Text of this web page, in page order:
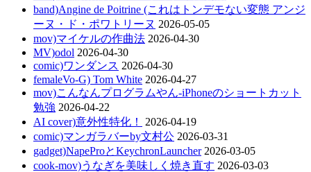
band)Angine de Poitrine (これはトンデモない変態 アンジ
ーヌ・ド・ポワトリーヌ 2026-05-05
mov)マイケルの作曲法 2026-04-30
MV)odol 2026-04-30
comic)ワンダンス 2026-04-30
femaleVo-G) Tom White 2026-04-27
mov)こんなんプログラムやん-iPhoneのショートカット
勉強 2026-04-22
AI cover)意外性特化！
2026-04-19
comic)マンガラバーby文村公 2026-03-31
gadget)NapeProとKeychronLauncher 2026-03-05
cook-mov)うなぎを美味しく焼き直す 2026-03-03